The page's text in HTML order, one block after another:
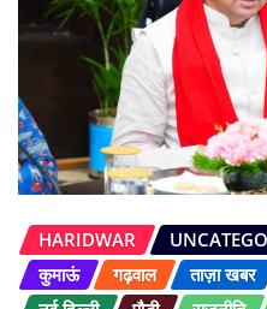
HARIDWAR
कुमाऊं
गढ़वाल ताज़ा खबर